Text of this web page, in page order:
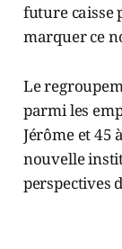
future caisse
marquer ce
Le
parmi les
Jérôme et 45
nouvelle
perspectives